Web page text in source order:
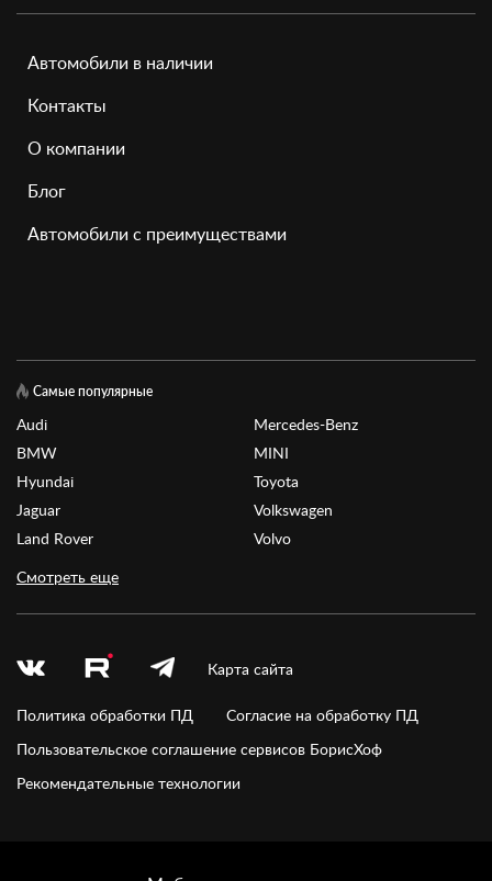
Автомобили в наличии
Контакты
О компании
Блог
Автомобили с преимуществами
Самые популярные
Audi
BMW
Hyundai
Jaguar
Land Rover
Mercedes-Benz
MINI
Toyota
Volkswagen
Volvo
Смотреть еще
Карта сайта
Политика обработки ПД
Согласие на обработку ПД
Пользовательское соглашение сервисов БорисХоф
Рекомендательные технологии